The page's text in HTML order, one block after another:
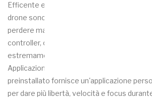
Efficente e portatile I tempi di accensione
drone sono immediati: si può decollare
perdere mai il momento durante l'azione.
controller, come per Mavic Air sono
estremamente compatto, per un trasporto
Applicazione personalizzata Il sistema
preinstallato fornisce un'applicazione
per dare più libertà, velocità e focus